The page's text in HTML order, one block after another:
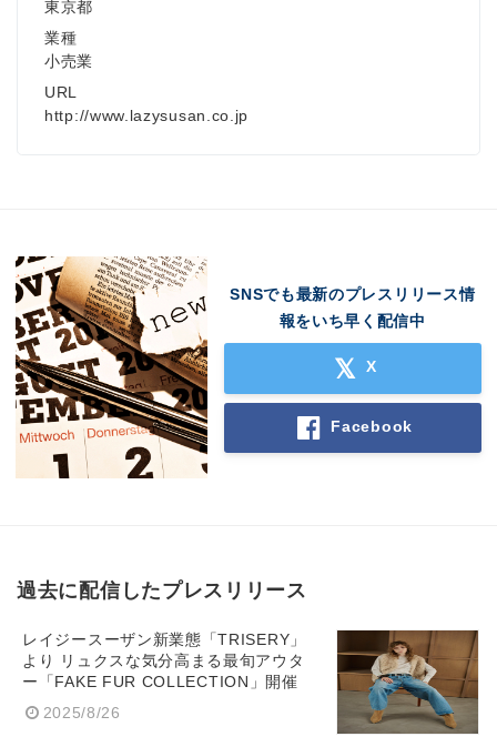
東京都
業種
小売業
URL
http://www.lazysusan.co.jp
SNSでも最新のプレスリリース情
報をいち早く配信中
X
Facebook
過去に配信したプレスリリース
レイジースーザン新業態「TRISERY」
より リュクスな気分高まる最旬アウタ
ー「FAKE FUR COLLECTION」開催
2025/8/26